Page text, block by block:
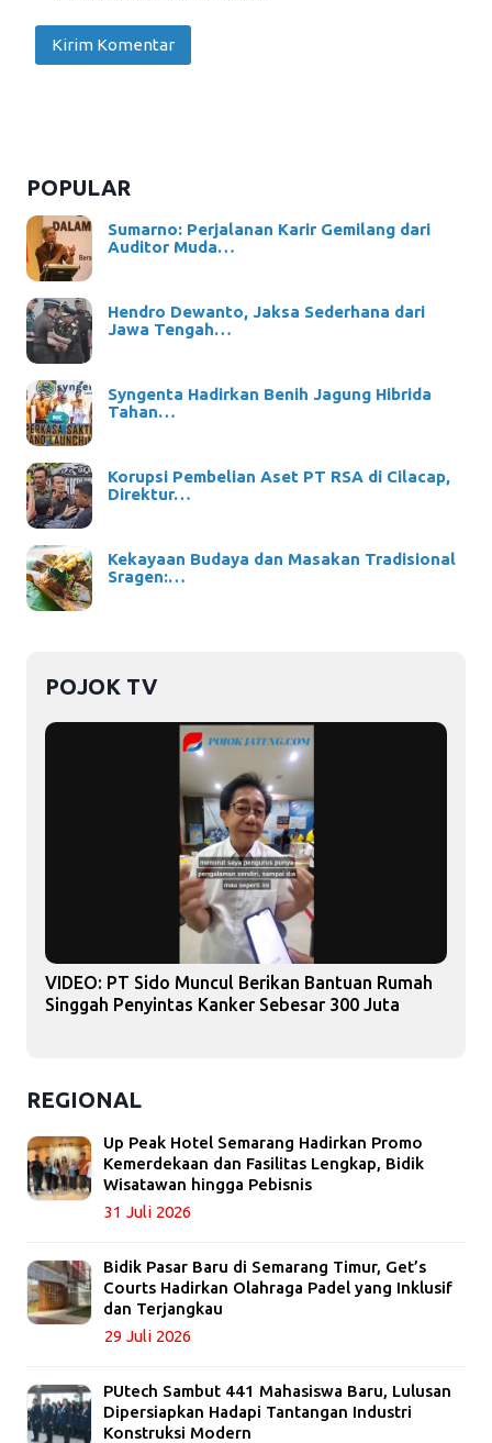
POPULAR
Sumarno: Perjalanan Karir Gemilang dari
Auditor Muda…
Hendro Dewanto, Jaksa Sederhana dari
Jawa Tengah…
Syngenta Hadirkan Benih Jagung Hibrida
Tahan…
Korupsi Pembelian Aset PT RSA di Cilacap,
Direktur…
Kekayaan Budaya dan Masakan Tradisional
Sragen:…
POJOK TV
VIDEO: PT Sido Muncul Berikan Bantuan Rumah
Singgah Penyintas Kanker Sebesar 300 Juta
REGIONAL
Up Peak Hotel Semarang Hadirkan Promo
Kemerdekaan dan Fasilitas Lengkap, Bidik
Wisatawan hingga Pebisnis
31 Juli 2026
Bidik Pasar Baru di Semarang Timur, Get’s
Courts Hadirkan Olahraga Padel yang Inklusif
dan Terjangkau
29 Juli 2026
PUtech Sambut 441 Mahasiswa Baru, Lulusan
Dipersiapkan Hadapi Tantangan Industri
Konstruksi Modern